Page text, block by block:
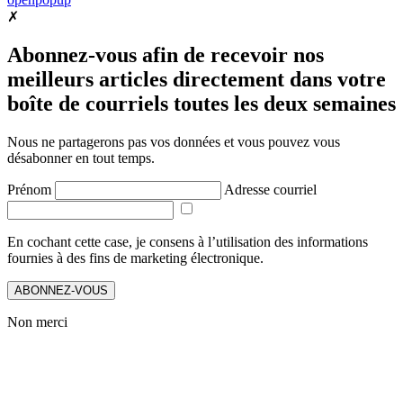
✗
Abonnez-vous afin de recevoir nos
meilleurs articles directement dans votre
boîte de courriels toutes les deux semaines
Nous ne partagerons pas vos données et vous pouvez vous
désabonner en tout temps.
Prénom Adresse courriel
En cochant cette case, je consens à l’utilisation des informations
fournies à des fins de marketing électronique.
ABONNEZ-VOUS
Non merci